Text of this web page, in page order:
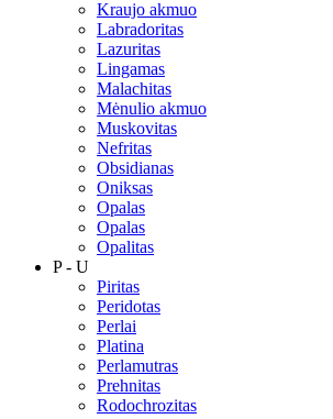
Kraujo akmuo
Labradoritas
Lazuritas
Lingamas
Malachitas
Mėnulio akmuo
Muskovitas
Nefritas
Obsidianas
Oniksas
Opalas
Opalas
Opalitas
P - U
Piritas
Peridotas
Perlai
Platina
Perlamutras
Prehnitas
Rodochrozitas